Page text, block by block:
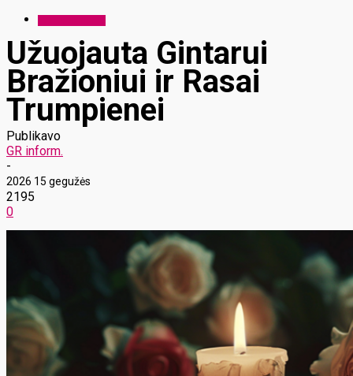
Užuojauta Gintarui
Bražioniui ir Rasai
Trumpienei
Publikavo
GR inform.
-
2026 15 gegužės
2195
0